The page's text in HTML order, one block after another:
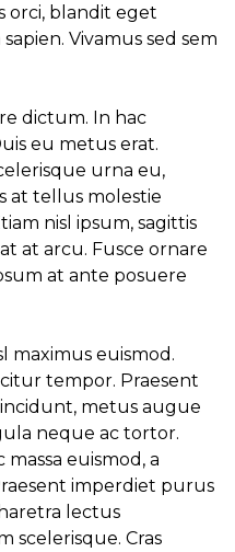
orci, blandit eget
Vivamus sed sem
dictum. In hac
eu metus erat.
urna eu,
at tellus molestie
nisl ipsum, sagittis
at arcu. Fusce ornare
at ante posuere
maximus euismod.
tempor. Praesent
metus augue
neque ac tortor.
euismod, a
imperdiet purus
lectus
scelerisque. Cras